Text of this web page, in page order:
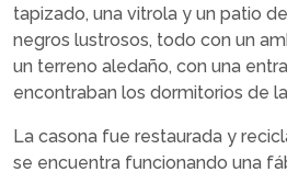
tapizado, una vitrola y un patio
negros lustrosos, todo con un
un terreno aledaño, con una
encontraban los dormitorios de
La casona fue restaurada y
se encuentra funcionando una